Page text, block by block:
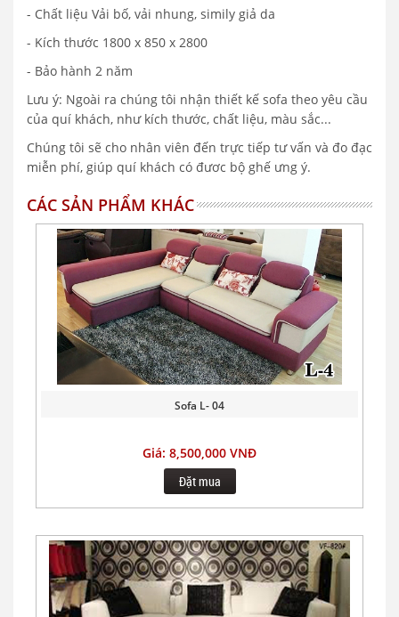
- Chất liệu Vải bố, vải nhung, simily giả da
- Kích thước 1800 x 850 x 2800
- Bảo hành 2 năm
Lưu ý: Ngoài ra chúng tôi nhận thiết kế sofa theo yêu cầu
của quí khách, như kích thước, chất liệu, màu sắc...
Chúng tôi sẽ cho nhân viên đến trực tiếp tư vấn và đo đạc
miễn phí, giúp quí khách có đươc bộ ghế ưng ý.
CÁC SẢN PHẨM KHÁC
Sofa L- 04
Giá: 8,500,000 VNĐ
Đặt mua